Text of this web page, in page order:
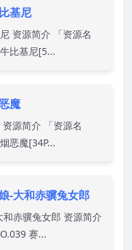
基尼
资源简介 「资源名
比基尼[5...
魔
源简介 「资源名
恶魔[34P...
-大和赤骥兔女郎
赤骥兔女郎 资源简介
赛...